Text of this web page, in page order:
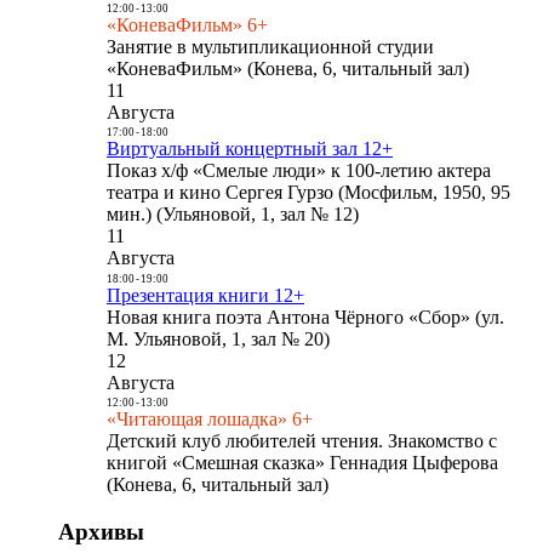
12:00- 13:00
«КоневаФильм» 6+
Занятие в мультипликационной студии
«КоневаФильм» (Конева, 6, читальный зал)
11
Августа
17:00- 18:00
Виртуальный концертный зал 12+
Показ х/ф «Смелые люди» к 100-летию актера
театра и кино Сергея Гурзо (Мосфильм, 1950, 95
мин.) (Ульяновой, 1, зал № 12)
11
Августа
18:00- 19:00
Презентация книги 12+
Новая книга поэта Антона Чёрного «Сбор» (ул.
М. Ульяновой, 1, зал № 20)
12
Августа
12:00- 13:00
«Читающая лошадка» 6+
Детский клуб любителей чтения. Знакомство с
книгой «Смешная сказка» Геннадия Цыферова
(Конева, 6, читальный зал)
Архивы